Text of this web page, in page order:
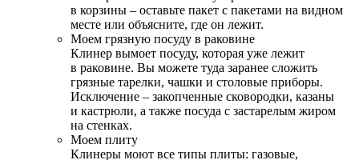
в корзины – оставьте пакет с пакетами на видном
месте или объясните, где он лежит.
Моем грязную посуду в раковине
Клинер вымоет посуду, которая уже лежит
в раковине. Вы можете туда заранее сложить
грязные тарелки, чашки и столовые приборы.
Исключение – закопченные сковородки, казаны
и кастрюли, а также посуда с застарелым жиром
на стенках.
Моем плиту
Клинеры моют все типы плиты: газовые,